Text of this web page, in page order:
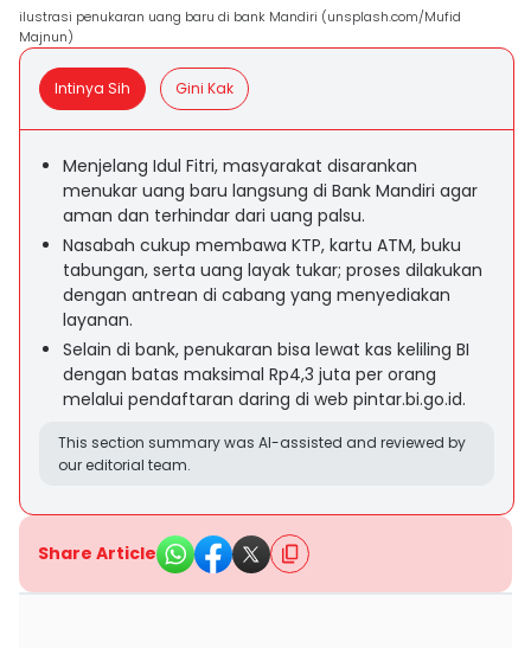
ilustrasi penukaran uang baru di bank Mandiri (unsplash.com/Mufid
Majnun)
Intinya Sih Gini Kak
Menjelang Idul Fitri, masyarakat disarankan
menukar uang baru langsung di Bank Mandiri agar
aman dan terhindar dari uang palsu.
Nasabah cukup membawa KTP, kartu ATM, buku
tabungan, serta uang layak tukar; proses dilakukan
dengan antrean di cabang yang menyediakan
layanan.
Selain di bank, penukaran bisa lewat kas keliling BI
dengan batas maksimal Rp4,3 juta per orang
melalui pendaftaran daring di web pintar.bi.go.id.
This section summary was AI-assisted and reviewed by
our editorial team.
Share Article